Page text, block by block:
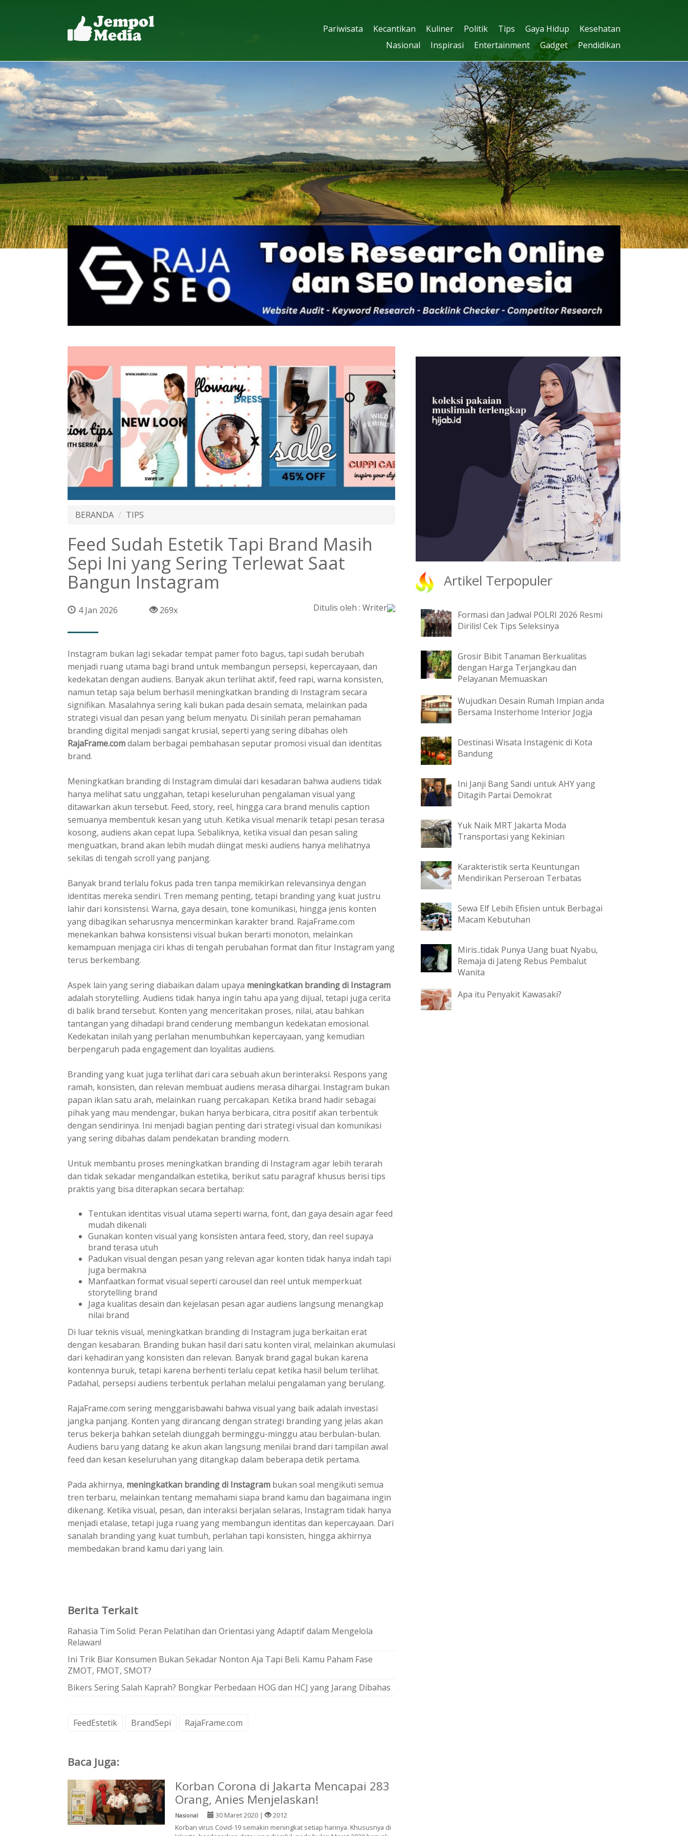
Pariwisata Kecantikan Kuliner Politik Tips Gaya Hidup
Kesehatan
Nasional
Inspirasi Entertainment Gadget Pendidikan
BERANDA TIPS
Feed Sudah Estetik Tapi Brand Masih
Sepi Ini yang Sering Terlewat Saat
Bangun Instagram
4 Jan 2026 269x Ditulis oleh : Writer
Instagram bukan lagi sekadar tempat pamer foto bagus, tapi sudah berubah
menjadi ruang utama bagi brand untuk membangun persepsi, kepercayaan, dan
kedekatan dengan audiens. Banyak akun terlihat aktif, feed rapi, warna konsisten,
namun tetap saja belum berhasil meningkatkan branding di Instagram secara
signifikan. Masalahnya sering kali bukan pada desain semata, melainkan pada
strategi visual dan pesan yang belum menyatu. Di sinilah peran pemahaman
branding digital menjadi sangat krusial, seperti yang sering dibahas oleh
RajaFrame.comdalam berbagai pembahasan seputar promosi visual dan identitas
brand.
Meningkatkan branding di Instagram dimulai dari kesadaran bahwa audiens tidak
hanya melihat satu unggahan, tetapi keseluruhan pengalaman visual yang
ditawarkan akun tersebut. Feed, story, reel, hingga cara brand menulis caption
semuanya membentuk kesan yang utuh. Ketika visual menarik tetapi pesan terasa
kosong, audiens akan cepat lupa. Sebaliknya, ketika visual dan pesan saling
menguatkan, brand akan lebih mudah diingat meski audiens hanya melihatnya
sekilas di tengah scroll yang panjang.
Banyak brand terlalu fokus pada tren tanpa memikirkan relevansinya dengan
identitas mereka sendiri. Tren memang penting, tetapi branding yang kuat justru
lahir dari konsistensi. Warna, gaya desain, tone komunikasi, hingga jenis konten
yang dibagikan seharusnya mencerminkan karakter brand. RajaFrame.com
menekankan bahwa konsistensi visual bukan berarti monoton, melainkan
kemampuan menjaga ciri khas di tengah perubahan format dan fitur Instagram yang
terus berkembang.
Aspek lain yang sering diabaikan dalam upaya meningkatkan branding di Instagram
adalah storytelling. Audiens tidak hanya ingin tahu apa yang dijual, tetapi juga cerita
di balik brand tersebut. Konten yang menceritakan proses, nilai, atau bahkan
tantangan yang dihadapi brand cenderung membangun kedekatan emosional.
Kedekatan inilah yang perlahan menumbuhkan kepercayaan, yang kemudian
berpengaruh pada engagement dan loyalitas audiens.
Branding yang kuat juga terlihat dari cara sebuah akun berinteraksi. Respons yang
ramah, konsisten, dan relevan membuat audiens merasa dihargai. Instagram bukan
papan iklan satu arah, melainkan ruang percakapan. Ketika brand hadir sebagai
pihak yang mau mendengar, bukan hanya berbicara, citra positif akan terbentuk
dengan sendirinya. Ini menjadi bagian penting dari strategi visual dan komunikasi
yang sering dibahas dalam pendekatan branding modern.
Untuk membantu proses meningkatkan branding di Instagram agar lebih terarah
dan tidak sekadar mengandalkan estetika, berikut satu paragraf khusus berisi tips
praktis yang bisa diterapkan secara bertahap:
Tentukan identitas visual utama seperti warna, font, dan gaya desain agar feed
mudah dikenali
Gunakan konten visual yang konsisten antara feed, story, dan reel supaya
brand terasa utuh
Padukan visual dengan pesan yang relevan agar konten tidak hanya indah tapi
juga bermakna
Manfaatkan format visual seperti carousel dan reel untuk memperkuat
storytelling brand
Jaga kualitas desain dan kejelasan pesan agar audiens langsung menangkap
nilai brand
Di luar teknis visual, meningkatkan branding di Instagram juga berkaitan erat
dengan kesabaran. Branding bukan hasil dari satu konten viral, melainkan akumulasi
dari kehadiran yang konsisten dan relevan. Banyak brand gagal bukan karena
kontennya buruk, tetapi karena berhenti terlalu cepat ketika hasil belum terlihat.
Padahal, persepsi audiens terbentuk perlahan melalui pengalaman yang berulang.
RajaFrame.com sering menggarisbawahi bahwa visual yang baik adalah investasi
jangka panjang. Konten yang dirancang dengan strategi branding yang jelas akan
terus bekerja bahkan setelah diunggah berminggu-minggu atau berbulan-bulan.
Audiens baru yang datang ke akun akan langsung menilai brand dari tampilan awal
feed dan kesan keseluruhan yang ditangkap dalam beberapa detik pertama.
Pada akhirnya, meningkatkan branding di Instagram bukan soal mengikuti semua
tren terbaru, melainkan tentang memahami siapa brand kamu dan bagaimana ingin
dikenang. Ketika visual, pesan, dan interaksi berjalan selaras, Instagram tidak hanya
menjadi etalase, tetapi juga ruang yang membangun identitas dan kepercayaan. Dari
sanalah branding yang kuat tumbuh, perlahan tapi konsisten, hingga akhirnya
membedakan brand kamu dari yang lain.
Berita Terkait
Rahasia Tim Solid: Peran Pelatihan dan Orientasi yang Adaptif dalam Mengelola
Relawan!
Ini Trik Biar Konsumen Bukan Sekadar Nonton Aja Tapi Beli. Kamu Paham Fase
ZMOT, FMOT, SMOT?
Bikers Sering Salah Kaprah? Bongkar Perbedaan HOG dan HCJ yang Jarang Dibahas
FeedEstetik BrandSepi RajaFrame.com
Baca Juga:
Korban Corona di Jakarta Mencapai 283
Orang, Anies Menjelaskan!
Nasional 30 Maret 2020 |
2012
Korban virus Covid-19 semakin meningkat setiap harinya. Khususnya di
Artikel Terpopuler
Formasi dan Jadwal POLRI 2026 Resmi
Dirilis! Cek Tips Seleksinya
Grosir Bibit Tanaman Berkualitas
dengan Harga Terjangkau dan
Pelayanan Memuaskan
Wujudkan Desain Rumah Impian anda
Bersama Insterhome Interior Jogja
Destinasi Wisata Instagenic di Kota
Bandung
Ini Janji Bang Sandi untuk AHY yang
Ditagih Partai Demokrat
Yuk Naik MRT Jakarta Moda
Transportasi yang Kekinian
Karakteristik serta Keuntungan
Mendirikan Perseroan Terbatas
Sewa Elf Lebih Efisien untuk Berbagai
Macam Kebutuhan
Miris..tidak Punya Uang buat Nyabu,
Remaja di Jateng Rebus Pembalut
Wanita
Apa itu Penyakit Kawasaki?